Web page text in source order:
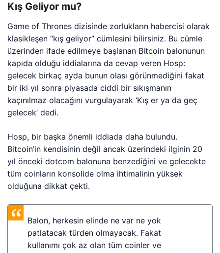
Kış Geliyor mu?
Game of Thrones dizisinde zorlukların habercisi olarak
klasikleşen “kış geliyor” cümlesini bilirsiniz. Bu cümle
üzerinden ifade edilmeye başlanan Bitcoin balonunun
kapıda olduğu iddialarına da cevap veren Hosp:
gelecek birkaç ayda bunun olası görünmediğini fakat
bir iki yıl sonra piyasada ciddi bir sıkışmanın
kaçınılmaz olacağını vurgulayarak ‘Kış er ya da geç
gelecek’ dedi.
Hosp, bir başka önemli iddiada daha bulundu.
Bitcoin’in kendisinin değil ancak üzerindeki ilginin 20
yıl önceki dotcom balonuna benzediğini ve gelecekte
tüm coinların konsolide olma ihtimalinin yüksek
olduğuna dikkat çekti.
Balon, herkesin elinde ne var ne yok
patlatacak türden olmayacak. Fakat
kullanımı çok az olan tüm coinler ve